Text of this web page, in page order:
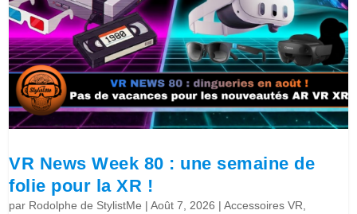
VR News Week 80 : une semaine de
folie pour la XR !
par Rodolphe de StylistMe |Août 7, 2026 |Accessoires VR